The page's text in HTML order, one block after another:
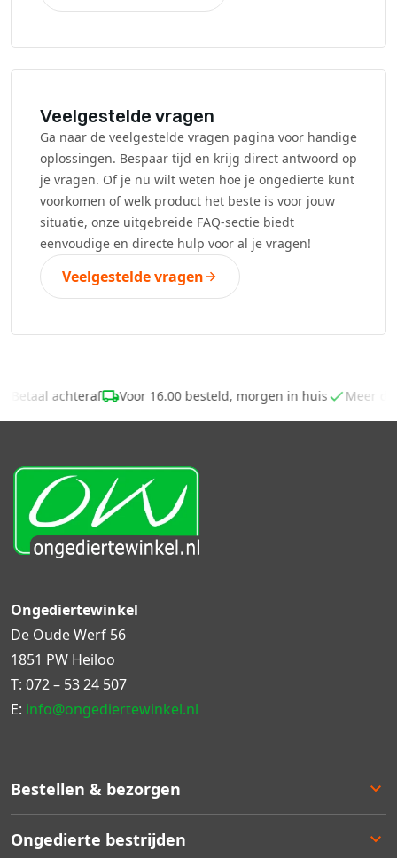
Veelgestelde vragen
Ga naar de veelgestelde vragen pagina voor handige
oplossingen. Bespaar tijd en krijg direct antwoord op
je vragen. Of je nu wilt weten hoe je ongedierte kunt
voorkomen of welk product het beste is voor jouw
situatie, onze uitgebreide FAQ-sectie biedt
eenvoudige en directe hulp voor al je vragen!
Veelgestelde vragen
Betaal achteraf Voor 16.00 besteld, morgen in huis Meer
Bestellen & bezorgen
Bestellen
Ongedierte bestrijden
Ongediertewinkel
De Oude Werf 56
1851 PW Heiloo
T: 072 – 53 24 507
E: info@ongediertewinkel.nl